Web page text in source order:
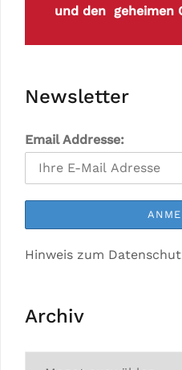
und den geheimen
Newsletter
Email Addresse:
Hinweis zum
Archiv